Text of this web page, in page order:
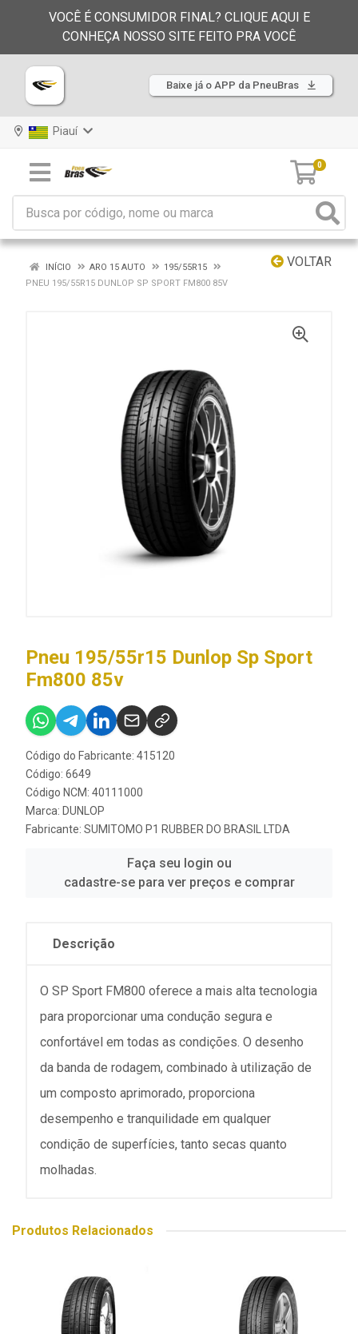
VOCÊ É CONSUMIDOR FINAL? CLIQUE AQUI E
CONHEÇA NOSSO SITE FEITO PRA VOCÊ
Baixe já o APP da PneuBras
Piauí
0
VOLTAR
INÍCIO ARO 15 AUTO
195/55R15
PNEU 195/55R15 DUNLOP SP SPORT FM800 85V
Pneu 195/55r15 Dunlop Sp Sport
Fm800 85v
Código do Fabricante: 415120
Código: 6649
Código NCM: 40111000
Marca: DUNLOP
Fabricante: SUMITOMO P1 RUBBER DO BRASIL LTDA
Faça seu login ou
cadastre-se para ver preços e comprar
Descrição
O SP Sport FM800 oferece a mais alta tecnologia
para proporcionar uma condução segura e
confortável em todas as condições. O desenho
da banda de rodagem, combinado à utilização de
um composto aprimorado, proporciona
desempenho e tranquilidade em qualquer
condição de superfícies, tanto secas quanto
molhadas.
Produtos Relacionados